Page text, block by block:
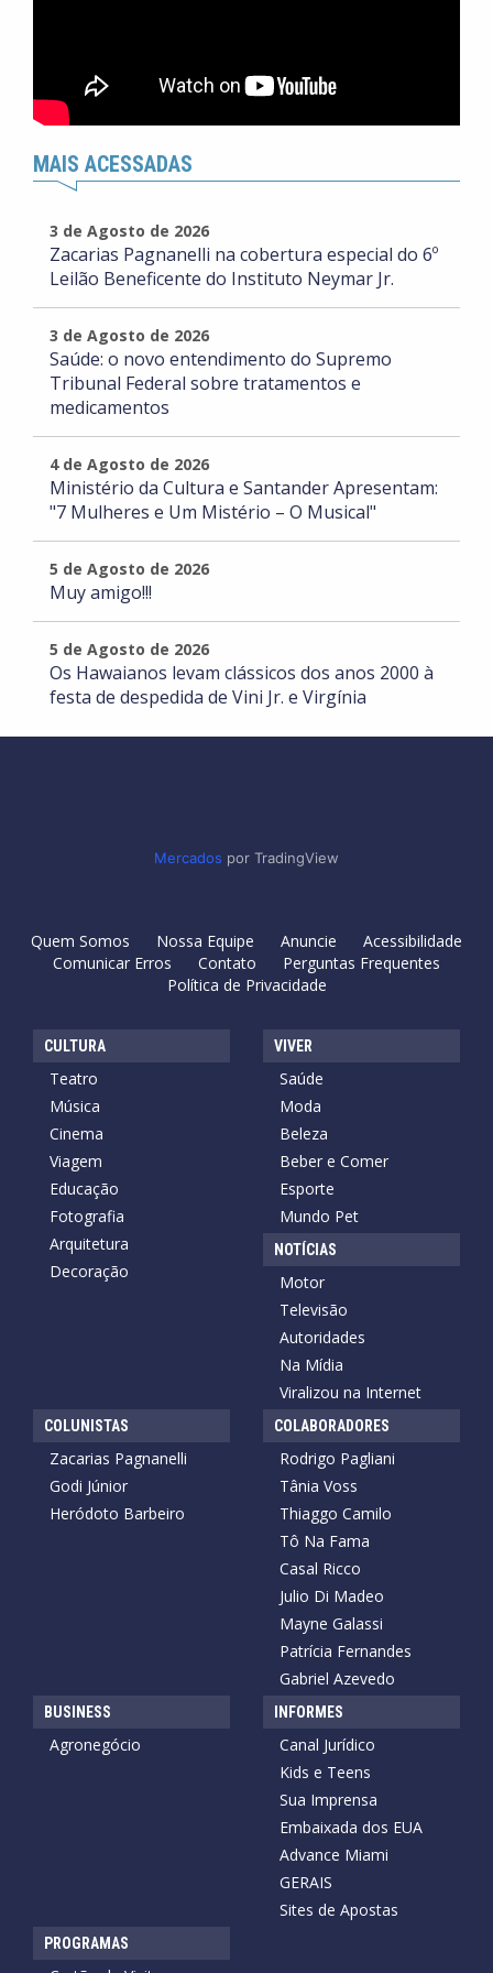
MAIS ACESSADAS
3 de Agosto de 2026
Zacarias Pagnanelli na cobertura especial do 6º
Leilão Beneficente do Instituto Neymar Jr.
3 de Agosto de 2026
Saúde: o novo entendimento do Supremo
Tribunal Federal sobre tratamentos e
medicamentos
4 de Agosto de 2026
Ministério da Cultura e Santander Apresentam:
"7 Mulheres e Um Mistério – O Musical"
5 de Agosto de 2026
Muy amigo!!!
5 de Agosto de 2026
Os Hawaianos levam clássicos dos anos 2000 à
festa de despedida de Vini Jr. e Virgínia
Mercados por TradingView
Quem Somos Nossa Equipe Anuncie
Acessibilidade
Comunicar Erros
Contato
Perguntas Frequentes
Política de Privacidade
CULTURA
Teatro
Música
Cinema
Viagem
Educação
Fotografia
Arquitetura
Decoração
VIVER
Saúde
Moda
Beleza
Beber e Comer
Esporte
Mundo Pet
NOTÍCIAS
Motor
Televisão
Autoridades
Na Mídia
Viralizou na Internet
COLUNISTAS
Zacarias Pagnanelli
Godi Júnior
Heródoto Barbeiro
COLABORADORES
Rodrigo Pagliani
Tânia Voss
Thiaggo Camilo
Tô Na Fama
Casal Ricco
Julio Di Madeo
Mayne Galassi
Patrícia Fernandes
Gabriel Azevedo
BUSINESS
Agronegócio
INFORMES
Canal Jurídico
Kids e Teens
Sua Imprensa
Embaixada dos EUA
Advance Miami
GERAIS
Sites de Apostas
PROGRAMAS